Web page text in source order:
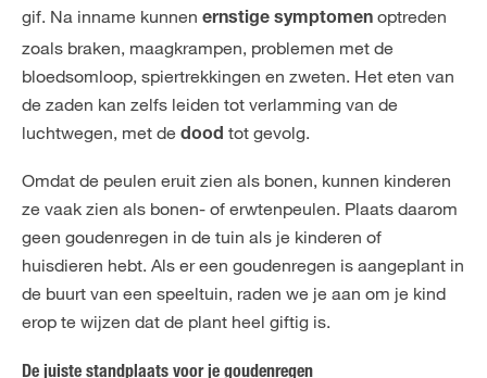
gif. Na inname kunnen ernstige symptomen optreden
zoals braken, maagkrampen, problemen met de
bloedsomloop, spiertrekkingen en zweten. Het eten van
de zaden kan zelfs leiden tot verlamming van de
luchtwegen, met de dood tot gevolg.
Omdat de peulen eruit zien als bonen, kunnen kinderen
ze vaak zien als bonen- of erwtenpeulen. Plaats daarom
geen goudenregen in de tuin als je kinderen of
huisdieren hebt. Als er een goudenregen is aangeplant in
de buurt van een speeltuin, raden we je aan om je kind
erop te wijzen dat de plant heel giftig is.
De juiste standplaats voor je goudenregen